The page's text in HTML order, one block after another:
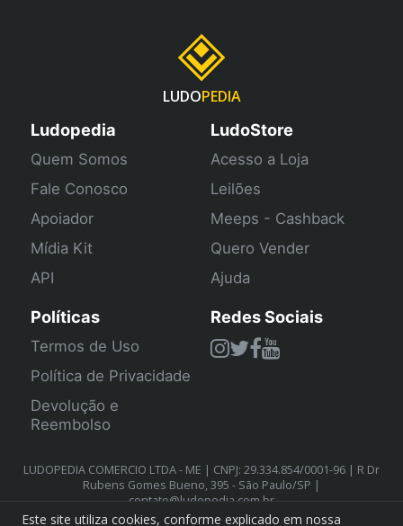
LUDOPEDIA
Ludopedia
Quem Somos
Fale Conosco
Apoiador
Mídia Kit
API
LudoStore
Acesso a Loja
Leilões
Meeps - Cashback
Quero Vender
Ajuda
Políticas
Termos de Uso
Política de Privacidade
Devolução e
Reembolso
Redes Sociais
LUDOPEDIA COMERCIO LTDA - ME | CNPJ: 29.334.854/0001-96 | R Dr
Rubens Gomes Bueno, 395 - São Paulo/SP |
contato@ludopedia.com.br
Este site utiliza cookies, conforme explicado em nossa